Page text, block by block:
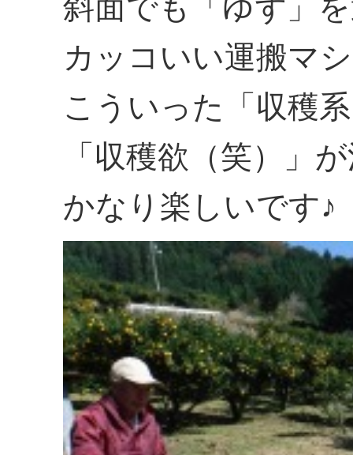
斜面でも「ゆず」
カッコいい運搬マ
こういった「収穫
「収穫欲（笑）」
かなり楽しいです♪